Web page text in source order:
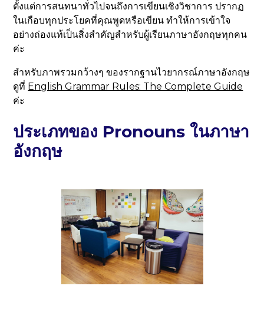
ตั้งแต่การสนทนาทั่วไปจนถึงการเขียนเชิงวิชาการ ปรากฏ
ในเกือบทุกประโยคที่คุณพูดหรือเขียน ทำให้การเข้าใจ
อย่างถ่องแท้เป็นสิ่งสำคัญสำหรับผู้เรียนภาษาอังกฤษทุกคน
ค่ะ
สำหรับภาพรวมกว้างๆ ของรากฐานไวยากรณ์ภาษาอังกฤษ
ดูที่ English Grammar Rules: The Complete Guide
ค่ะ
ประเภทของ Pronouns ในภาษา
อังกฤษ